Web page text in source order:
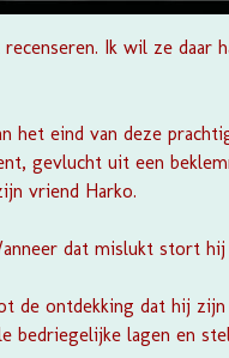
Ik wil ze daar
eind van deze
gevlucht uit een
vriend Harko.
dat mislukt stort
de ontdekking dat hij
bedriegelijke lagen en